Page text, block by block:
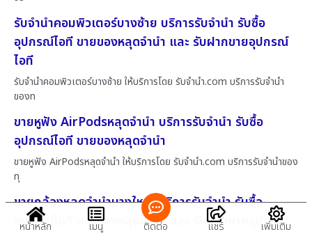
รับจำนำคอมพิวเตอร์บางซ้าย บริการรับจำนำ รับซื้อ
อุปกรณ์ไอที ขายของหลุดจำนำ และ รับฝากขายอุปกรณ์
ไอที
รับจำนำคอมพิวเตอร์บางซ้าย ให้บริการโดย รับจํานํา.com บริการรับจำนำ
ของท
ขายหูฟัง AirPodsหลุดจำนำ บริการรับจำนำ รับซื้อ
อุปกรณ์ไอที ขายของหลุดจำนำ
ขายหูฟัง AirPodsหลุดจำนำ ให้บริการโดย รับจํานํา.com บริการรับจำนำของ
ทุ
ขายกล้องหลุดจำนำบางใหญ่ บริการรับจำนำ รับซื้อ
อุปกรณ์ไอที ขายของหลุดจำนำ และ รับฝากขายอุปกรณ์
หน้าหลัก เมนู ติดต่อ แชร์ เพิ่มเติม